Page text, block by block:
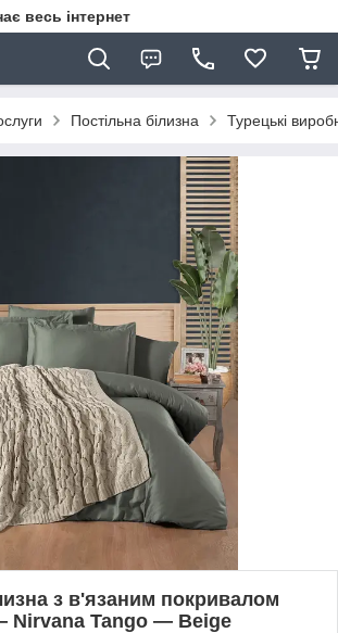
весь інтернет
Постільна білизна Турецькі
з в'язаним покривалом
Nirvana Tango — Beige